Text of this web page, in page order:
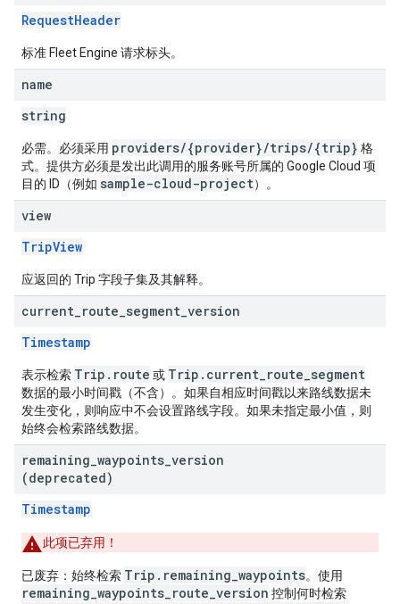
RequestHeader
标准 Fleet Engine 请求标头。
name
string
必需。必须采用 providers/{provider}/trips/{trip} 格
式。提供方必须是发出此调用的服务账号所属的 Google Cloud 项
目的 ID（例如 sample-cloud-project）。
view
TripView
应返回的 Trip 字段子集及其解释。
current route segment version
Timestamp
表示检索 Trip.route 或 Trip.current_route_segment
数据的最小时间戳（不含）。如果自相应时间戳以来路线数据未
发生变化，则响应中不会设置路线字段。如果未指定最小值，则
始终会检索路线数据。
remaining waypoints version
(deprecated)
Timestamp
此项已弃用！
已废弃：始终检索 Trip.remaining_waypoints。使用
remaining_waypoints_route_version 控制何时检索